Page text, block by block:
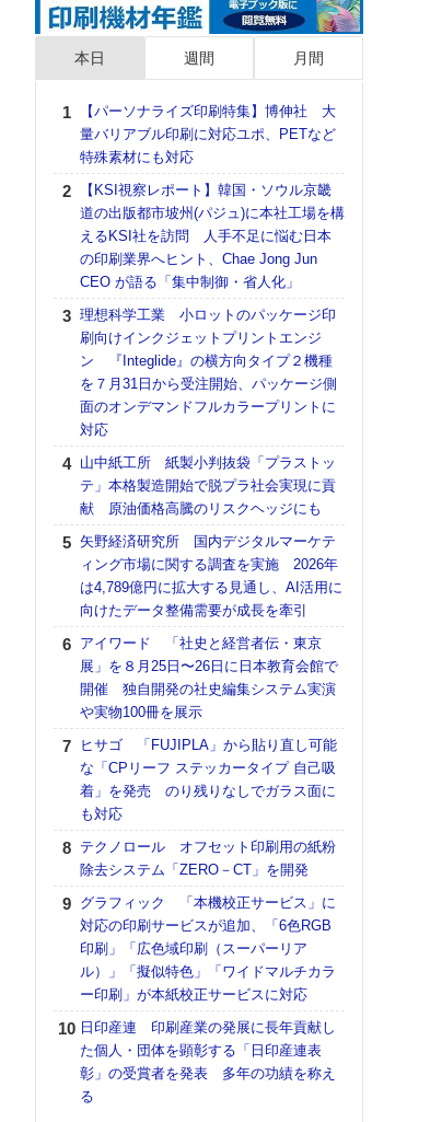
本日 週間 月間
【パーソナライズ印刷特集】博伸社 大
量バリアブル印刷に対応ユポ、PETなど
特殊素材にも対応
【KSI視察レポート】韓国・ソウル京畿
道の出版都市坡州(パジュ)に本社工場を構
えるKSI社を訪問 人手不足に悩む日本
の印刷業界へヒント、Chae Jong Jun
CEO が語る「集中制御・省人化」
理想科学工業 小ロットのパッケージ印
刷向けインクジェットプリントエンジ
ン 『Integlide』の横方向タイプ２機種
を７月31日から受注開始、パッケージ側
面のオンデマンドフルカラープリントに
対応
山中紙工所 紙製小判抜袋「プラストッ
テ」本格製造開始で脱プラ社会実現に貢
献 原油価格高騰のリスクヘッジにも
矢野経済研究所 国内デジタルマーケテ
ィング市場に関する調査を実施 2026年
は4,789億円に拡大する見通し、AI活用に
向けたデータ整備需要が成長を牽引
アイワード 「社史と経営者伝・東京
展」を８月25日〜26日に日本教育会館で
開催 独自開発の社史編集システム実演
や実物100冊を展示
ヒサゴ 「FUJIPLA」から貼り直し可能
な「CPリーフ ステッカータイプ 自己吸
着」を発売 のり残りなしでガラス面に
も対応
テクノロール オフセット印刷用の紙粉
除去システム「ZERO－CT」を開発
グラフィック 「本機校正サービス」に
対応の印刷サービスが追加、「6色RGB
印刷」「広色域印刷（スーパーリア
ル）」「擬似特色」「ワイドマルチカラ
ー印刷」が本紙校正サービスに対応
日印産連 印刷産業の発展に長年貢献し
た個人・団体を顕彰する「日印産連表
彰」の受賞者を発表 多年の功績を称え
る